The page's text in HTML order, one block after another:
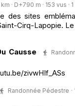
· D+790 m · 153 vus · 1
des sites
Cirq-Lapopie.
Causse
zivwHIf_ASs
Randonnée Pédestre ·